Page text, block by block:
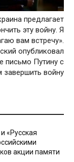
предлагает
эту войну. Я
вам встречу».
опубликовал
письмо Путину с
завершить войну
«Русская
акции памяти